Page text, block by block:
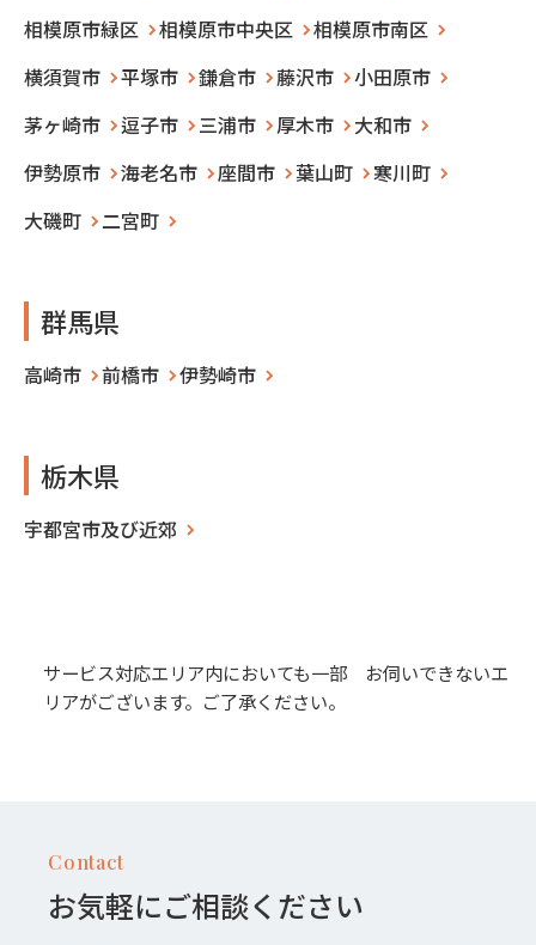
相模原市緑区
相模原市中央区
相模原市南区
横須賀市
平塚市 鎌倉市 藤沢市
小田原市
茅ヶ崎市
逗子市 三浦市 厚木市
大和市
伊勢原市
海老名市 座間市 葉山町
寒川町
大磯町
二宮町
群馬県
高崎市 前橋市 伊勢崎市
栃木県
宇都宮市及び近郊
サービス対応エリア内においても一部 お伺いできないエ
リアがございます。ご了承ください。
Contact
お気軽にご相談ください